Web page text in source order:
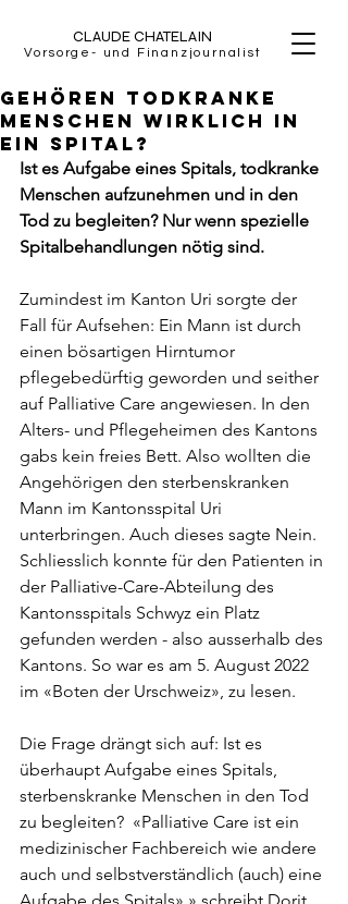
CLAUDE CHATELAIN
Vorsorge- und Finanzjournalist
Gehören todkranke
Menschen wirklich in
ein Spital?
Ist es Aufgabe eines Spitals, todkranke
Menschen aufzunehmen und in den
Tod zu begleiten? Nur wenn spezielle
Spitalbehandlungen nötig sind.
Zumindest im Kanton Uri sorgte der
Fall für Aufsehen: Ein Mann ist durch
einen bösartigen Hirntumor
pflegebedürftig geworden und seither
auf Palliative Care angewiesen. In den
Alters- und Pflegeheimen des Kantons
gabs kein freies Bett. Also wollten die
Angehörigen den sterbenskranken
Mann im Kantonsspital Uri
unterbringen. Auch dieses sagte Nein.
Schliesslich konnte für den Patienten in
der Palliative-Care-Abteilung des
Kantonsspitals Schwyz ein Platz
gefunden werden - also ausserhalb des
Kantons. So war es am 5. August 2022
im «Boten der Urschweiz», zu lesen.
Die Frage drängt sich auf: Ist es
überhaupt Aufgabe eines Spitals,
sterbenskranke Menschen in den Tod
zu begleiten?  «Palliative Care ist ein
medizinischer Fachbereich wie andere
auch und selbstverständlich (auch) eine